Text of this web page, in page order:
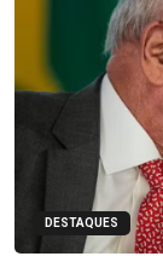
DESTAQUES